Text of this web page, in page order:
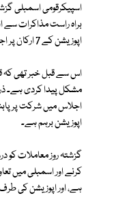
اسپیکرقومی اسمبلی
براہ راست مذاکرات سے
اپوزیشن کے 7 ارکان پر اجلاس میں لگائی گئی پابندی ہٹائی۔ جس کے بعد بجٹ اجلاس ممکن ہوسکا۔
اس سے قبل خبر تھی کہ
مشکل پیدا کردی ہے۔
اجلاس میں شرکت پر
اپوزیشن برہم ہے۔
گزشتہ روز معاملات
کرنے اور اسمبلی میں
ہے، اور اپوزیشن کی